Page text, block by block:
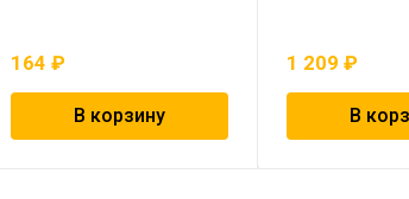
164₽
В корзину
1 209₽
В